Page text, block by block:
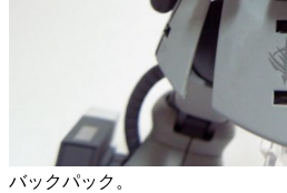
バックパック。